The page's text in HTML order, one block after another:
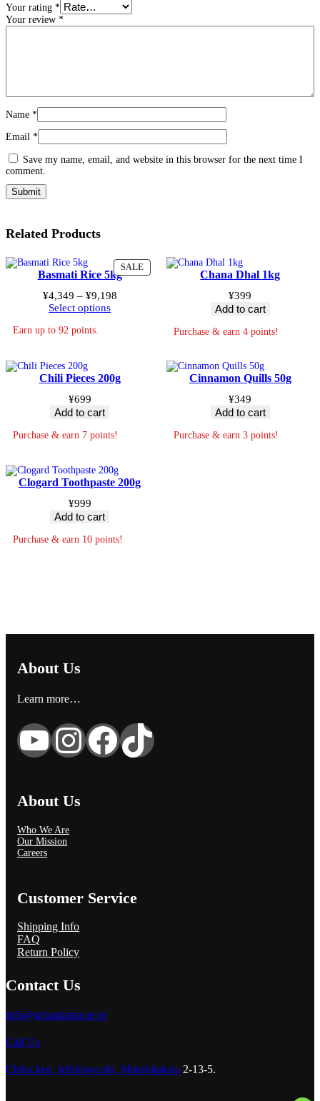
Your rating *
Your review *
Name *
Email *
Save my name, email, and website in this browser for the next time I
comment.
Related Products
SALEPRODUCT
ON
Basmati Rice 5kg
¥4,349 – ¥9,198Price
Select options
Earn up to 92 points.
Chana Dhal 1kg
¥399
Add to cart
Purchase & earn 4 points!
Chili Pieces 200g
¥699
Add to cart
Purchase & earn 7 points!
Cinnamon Quills 50g
¥349
Add to cart
Purchase & earn 3 points!
Clogard Toothpaste 200g
¥999
Add to cart
Purchase & earn 10 points!
About Us
Learn more…
YouTube Instagram Facebook TikTok
About Us
Who We Are
Our Mission
Careers
Customer Service
Shipping Info
FAQ
Return Policy
Contact Us
info@srilankantaste.jp
Call Us
Chiba.ken, Ichikawa.shi, Motokitakata 2-13-5.